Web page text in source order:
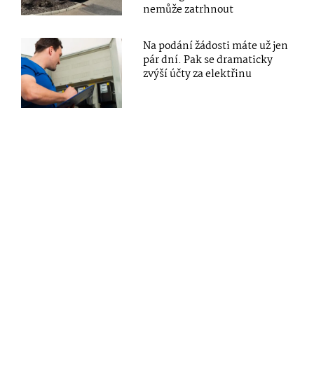
nemůže zatrhnout
Na podání žádosti máte už jen
pár dní. Pak se dramaticky
zvýší účty za elektřinu